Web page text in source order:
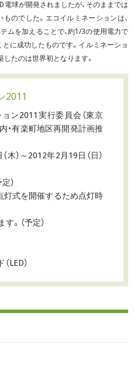
球が開発されましたが、そのままでは
のでした。エコイルミネーションは、
ムを加えることで、約1/3の使用電力で
に成功したものです。イルミネーショ
たのは世界初となります。
2011
ン2011実行委員会（東京
・有楽町地区再開発計画推
木）～2012年2月19日（日）
）
灯式を開催するため点灯時
。（予定）
LED）